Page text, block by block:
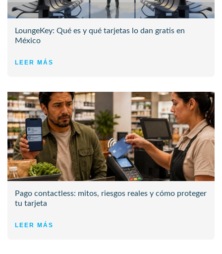
LoungeKey: Qué es y qué tarjetas lo dan gratis en
México
LEER MÁS
Pago contactless: mitos, riesgos reales y cómo proteger
tu tarjeta
LEER MÁS